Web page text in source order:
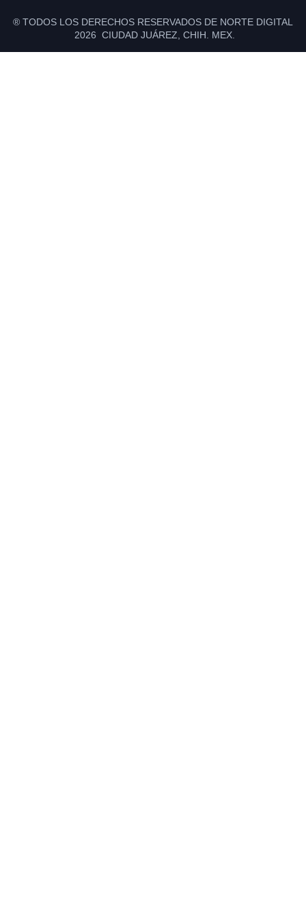
® TODOS LOS DERECHOS RESERVADOS DE NORTE DIGITAL
2026 CIUDAD JUÁREZ, CHIH. MEX.